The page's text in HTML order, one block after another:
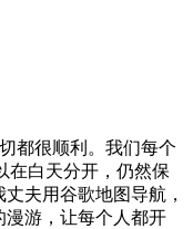
都很顺利。我们每个
在白天分开，仍然保
夫用谷歌地图导航，
漫游，让每个人都开